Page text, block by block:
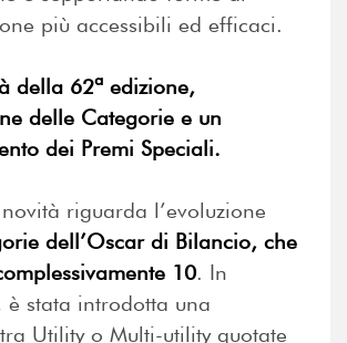
più accessibili ed efficaci.
della 62ª edizione,
delle Categorie e un
dei Premi Speciali.
riguarda l’evoluzione
dell’Oscar di Bilancio, che
10. In
è stata introdotta una
Utility o Multi-utility quotate